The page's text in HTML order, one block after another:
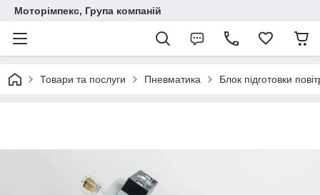
Моторімпекс, Група компаній
Товари та послуги Пневматика Блок підготовки